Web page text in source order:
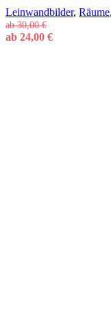
Leinwandbilder, Räume,
ab30,00€
ab 24,00 €